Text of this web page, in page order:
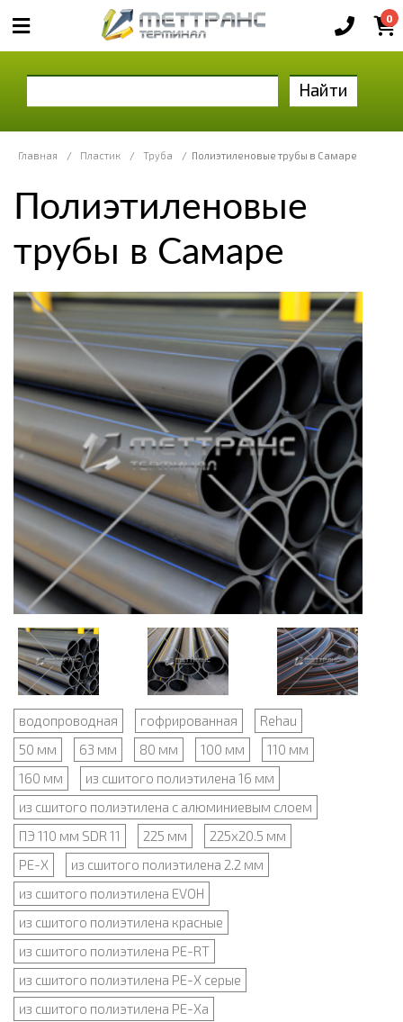
0
Найти
Главная / Пластик / Труба / Полиэтиленовые трубы в Самаре
Полиэтиленовые
трубы в Самаре
водопроводная гофрированная
Rehau
50 мм
63 мм 80 мм 100 мм
110 мм
160 мм
из сшитого полиэтилена 16 мм
из сшитого полиэтилена с алюминиевым слоем
ПЭ 110 мм SDR 11
225 мм
225х20.5 мм
PE-X
из сшитого полиэтилена 2.2 мм
из сшитого полиэтилена EVOH
из сшитого полиэтилена красные
из сшитого полиэтилена PE-RT
из сшитого полиэтилена PE-X серые
из сшитого полиэтилена PE-Xa